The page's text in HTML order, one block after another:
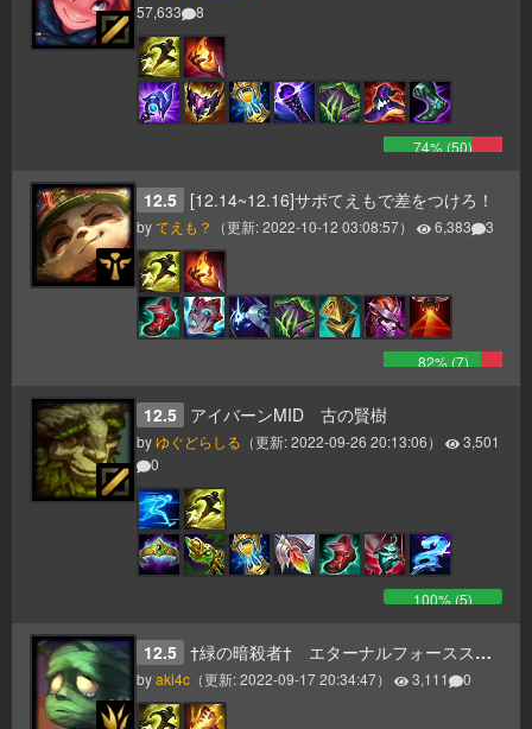
57,633
8
74% (50)
12.5 [12.14~12.16]サポてえもで差をつけろ！
byてえも？ （更新:2022-10-12 03:08:57） 6,383 3
82% (7)
12.5 アイバーンMID 古の賢樹
byゆぐどらしる （更新:2022-09-26 20:13:06）
3,501
0
100% (5)
12.5 †緑の暗殺者† エターナルフォーススタン ~相手は死ぬ~
byaki4c （更新:2022-09-17 20:34:47） 3,111 0